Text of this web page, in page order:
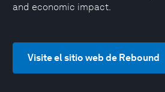
and economic impact.
Visite el sitio web de Rebound